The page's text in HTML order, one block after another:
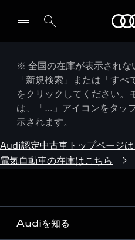
※ 全国の在庫が表示されな
「新規検索」または「すべ
をクリックしてください。
は、「…」アイコンをタッ
示されます。
Audi認定中古車トップページは
電気自動車の在庫はこちら
Audiを知る